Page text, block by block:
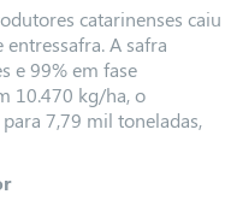
catarinenses caiu
A safra
e 99% em fase
10.470 kg/ha, o
7,79 mil toneladas,